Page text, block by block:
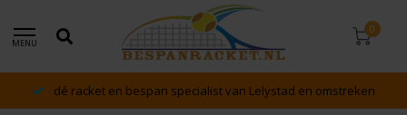
MENU
0
dé racket en bespan specialist van Lelystad en omstreken